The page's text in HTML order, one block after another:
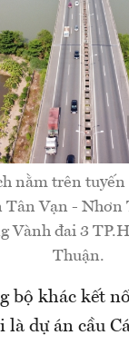
nằm trên tuyến
Tân Vạn - Nhơn
Vành đai 3
Thuận.
bộ khác kết
dự án cầu